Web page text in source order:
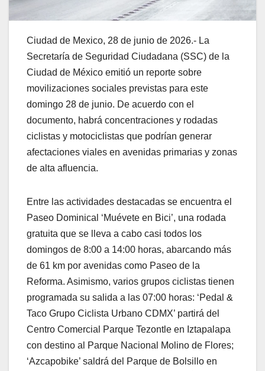
Ciudad de Mexico, 28 de junio de 2026.- La
Secretaría de Seguridad Ciudadana (SSC) de la
Ciudad de México emitió un reporte sobre
movilizaciones sociales previstas para este
domingo 28 de junio. De acuerdo con el
documento, habrá concentraciones y rodadas
ciclistas y motociclistas que podrían generar
afectaciones viales en avenidas primarias y zonas
de alta afluencia.
Entre las actividades destacadas se encuentra el
Paseo Dominical ‘Muévete en Bici’, una rodada
gratuita que se lleva a cabo casi todos los
domingos de 8:00 a 14:00 horas, abarcando más
de 61 km por avenidas como Paseo de la
Reforma. Asimismo, varios grupos ciclistas tienen
programada su salida a las 07:00 horas: ‘Pedal &
Taco Grupo Ciclista Urbano CDMX’ partirá del
Centro Comercial Parque Tezontle en Iztapalapa
con destino al Parque Nacional Molino de Flores;
‘Azcapobike’ saldrá del Parque de Bolsillo en